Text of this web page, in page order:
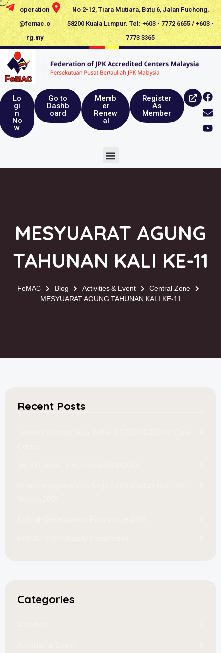
operation
@femac.o
rg.my
No 2-12, Tiara Mutiara, Batu 6, Jalan Puchong,
58200 Kuala Lumpur. Tel: +603 - 7772 6655 / +603 -
7773 3365
Lo
gi
n
No
w
Go to
Dashb
oard
Memb
er
Renew
al
Register
As
Member
MESYUARAT AGUNG
TAHUNAN KALI KE-11
FeMAC Blog Activities & Event
Central Zone
MESYUARAT AGUNG TAHUNAN KALI KE-11
Recent Posts
Categories